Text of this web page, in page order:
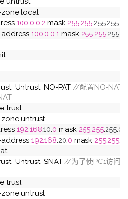
zone local
100.0.0.2 mask 255.255.255.255
address
100.0.0.1 mask 255.255.255.
PAT //配置NO-NAT
trust
zone untrust
192.168.10.0 mask 255.255.255.0
address
192.168.20.0 mask 255.255.
//为了使PC1访问
trust
zone untrust